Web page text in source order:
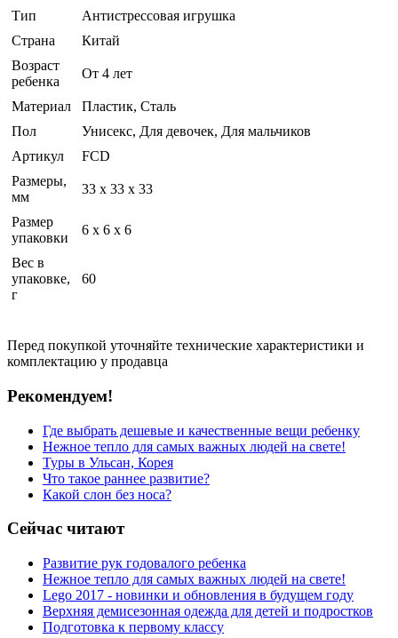
Тип
Антистрессовая игрушка
Страна
Китай
Возраст
ребенка
От 4 лет
Материал
Пластик, Сталь
Пол
Унисекс, Для девочек, Для мальчиков
Артикул
FCD
Размеры,
мм
33 х 33 х 33
Размер
упаковки
6 x 6 x 6
Вес в
упаковке,
г
60
Перед покупкой уточняйте технические характеристики и
комплектацию у продавца
Рекомендуем!
Где выбрать дешевые и качественные вещи ребенку
Нежное тепло для самых важных людей на свете!
Туры в Ульсан, Корея
Что такое раннее развитие?
Какой слон без носа?
Сейчас читают
Развитие рук годовалого ребенка
Нежное тепло для самых важных людей на свете!
Lego 2017 - новинки и обновления в будущем году
Верхняя демисезонная одежда для детей и подростков
Подготовка к первому классу